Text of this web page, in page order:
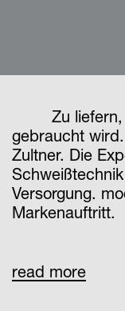
Zu
gebraucht
Zultner. Die
Versorgung.
Markenauftritt.
Zultner ist
Lösungen
read more